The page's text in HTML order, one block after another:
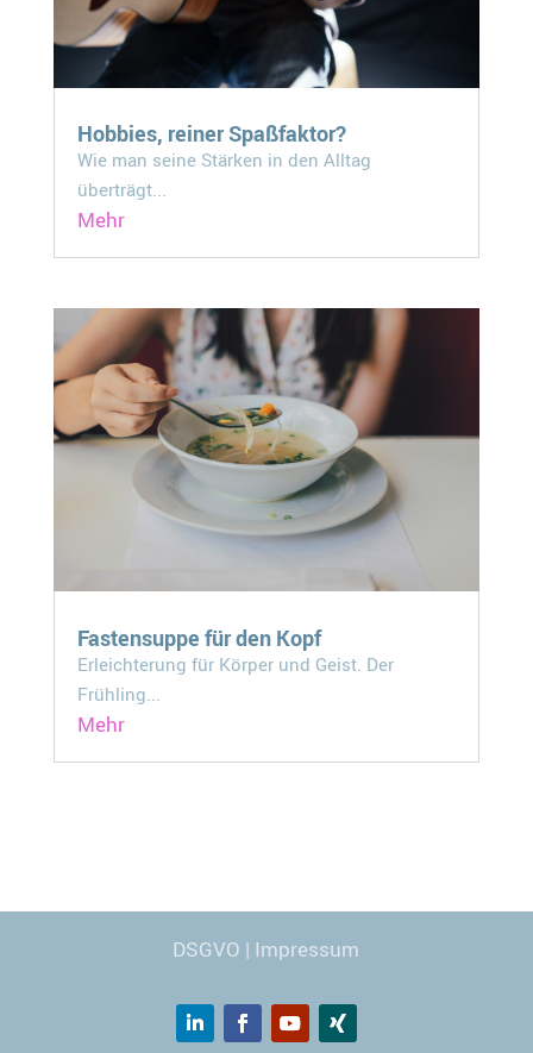
Hobbies, reiner Spaßfaktor?
Wie man seine Stärken in den Alltag
überträgt...
Mehr
Fastensuppe für den Kopf
Erleichterung für Körper und Geist. Der
Frühling...
Mehr
DSGVO | Impressum